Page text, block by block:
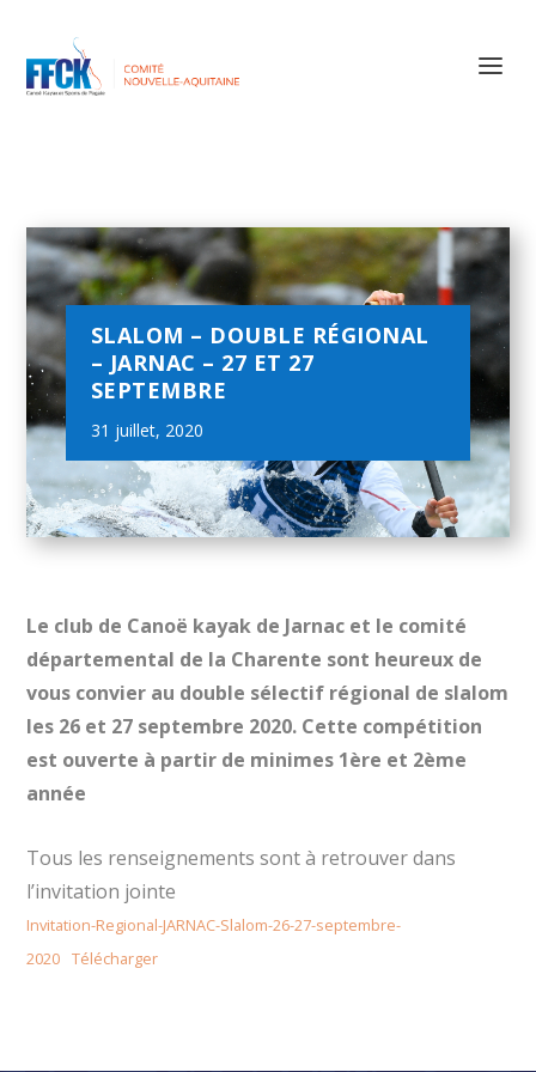
SLALOM – DOUBLE RÉGIONAL
– JARNAC – 27 ET 27
SEPTEMBRE
31 juillet, 2020
Le club de Canoë kayak de Jarnac et le comité
départemental de la Charente sont heureux de
vous convier au double sélectif régional de slalom
les 26 et 27 septembre 2020. Cette compétition
est ouverte à partir de minimes 1ère et 2ème
année
Tous les renseignements sont à retrouver dans
l’invitation jointe
Invitation-Regional-JARNAC-Slalom-26-27-septembre-
2020 Télécharger